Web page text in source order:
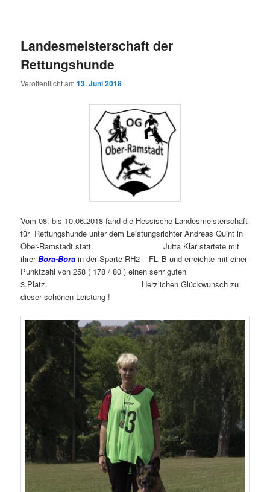
Landesmeisterschaft der
Rettungshunde
Veröffentlicht am13. Juni 2018
Vom 08. bis 10.06.2018 fand die Hessische Landesmeisterschaft
für Rettungshunde unter dem Leistungsrichter Andreas Quint in
Ober-Ramstadt statt. Jutta Klar startete mit
ihrerBora-Bora in der Sparte RH2 – FL- B und erreichte mit einer
Punktzahl von 258 ( 178 / 80 ) einen sehr guten
3.Platz. Herzlichen Glückwunsch zu
dieser schönen Leistung !